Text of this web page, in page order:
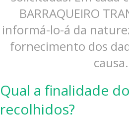
BARRAQUEIRO
informá-lo-á da
fornecimento dos
causa.
Qual a finalidade
recolhidos?